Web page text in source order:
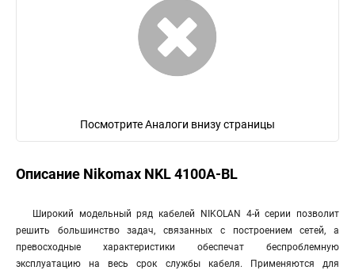
Посмотрите Аналоги внизу страницы
Описание Nikomax NKL 4100A-BL
Широкий модельный ряд кабелей NIKOLAN 4-й серии позволит
решить большинство задач, связанных с построением сетей, а
превосходные характеристики обеспечат беспроблемную
эксплуатацию на весь срок службы кабеля. Применяются для